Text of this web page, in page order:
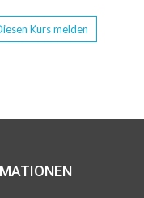
Kurs melden